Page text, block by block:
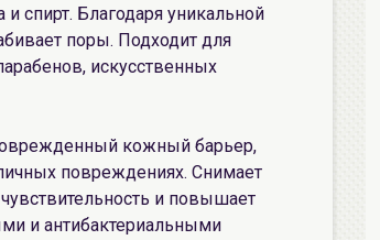
спирт. Благодаря уникальной
поры. Подходит для
искусственных
кожный барьер,
повреждениях. Снимает
и повышает
и антибактериальными